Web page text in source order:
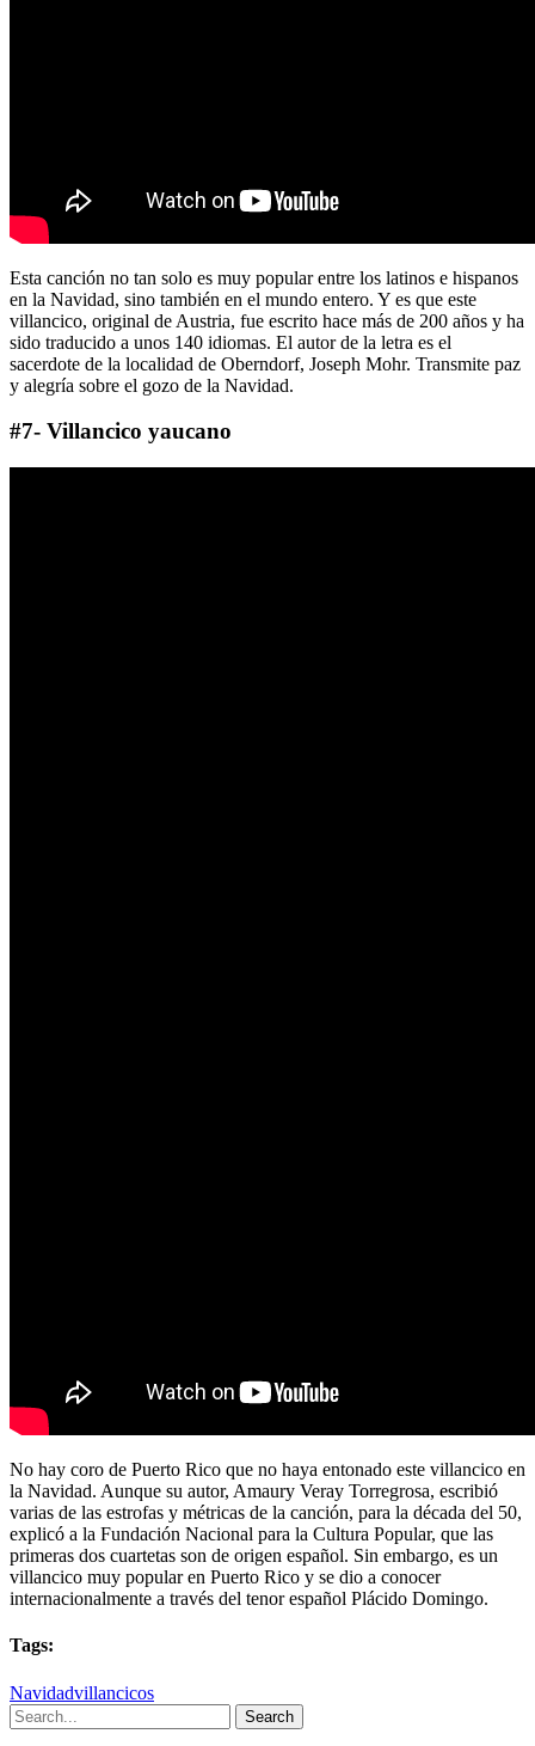
Esta canción no tan solo es muy popular entre los latinos e hispanos
en la Navidad, sino también en el mundo entero. Y es que este
villancico, original de Austria, fue escrito hace más de 200 años y ha
sido traducido a unos 140 idiomas. El autor de la letra es el
sacerdote de la localidad de Oberndorf, Joseph Mohr. Transmite paz
y alegría sobre el gozo de la Navidad.
#7- Villancico yaucano
No hay coro de Puerto Rico que no haya entonado este villancico en
la Navidad. Aunque su autor, Amaury Veray Torregrosa, escribió
varias de las estrofas y métricas de la canción, para la década del 50,
explicó a la Fundación Nacional para la Cultura Popular, que las
primeras dos cuartetas son de origen español. Sin embargo, es un
villancico muy popular en Puerto Rico y se dio a conocer
internacionalmente a través del tenor español Plácido Domingo.
Tags:
Navidadvillancicos
Search